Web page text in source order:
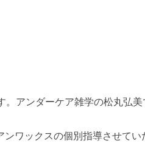
アンダーケア雑学の松丸弘美
ワックスの個別指導させてい